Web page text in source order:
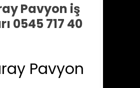
Pavyon iş
0545 717 40
Pavyon